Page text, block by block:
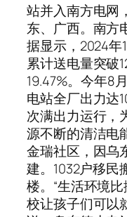
站并入南方电网
东、广西。南方
据显示，2024年
累计送电量突破
19.47%。今年8
电站全厂出力达
次满出力运行，
源不断的清洁电
金瑞社区，因乌
建。1032户移民
楼。“生活环境
校让孩子们可以